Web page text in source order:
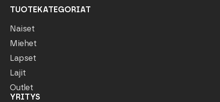
TUOTEKATEGORIAT
Naiset
Miehet
Lapset
Lajit
Outlet
YRITYS